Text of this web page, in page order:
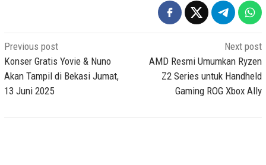
Post
navigation
Previous post
Konser Gratis Yovie & Nuno
Akan Tampil di Bekasi Jumat,
13 Juni 2025
Next post
AMD Resmi Umumkan Ryzen
Z2 Series untuk Handheld
Gaming ROG Xbox Ally